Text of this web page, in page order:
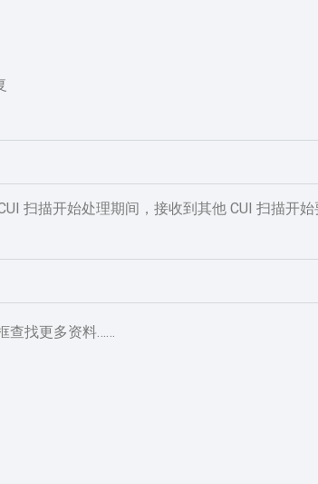
扫描开始处理期间，接收到其他 CUI 扫描开
查找更多资料……